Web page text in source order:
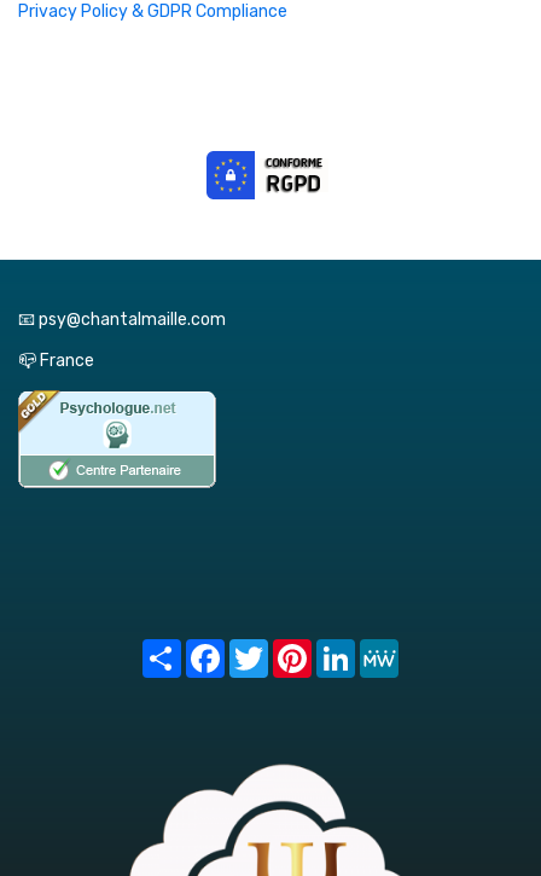
Privacy Policy & GDPR Compliance
📧 psy@chantalmaille.com
📪 France
Share FacebookTwitterPinterest
LinkedIn